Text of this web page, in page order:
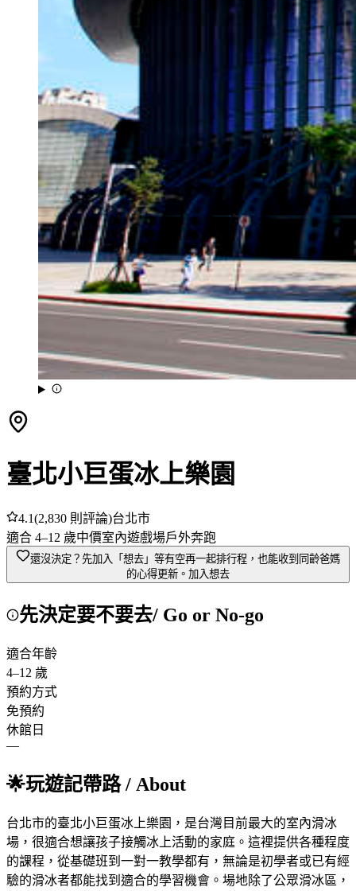
臺北小巨蛋冰上樂園
4.1(2,830 則評論)台北市
適合 4–12 歲中價室內遊戲場戶外奔跑
還沒決定？先加入「想去」 等有空再一起排行程，也能收到同齡爸媽
的心得更新。 加入想去
先決定要不要去/ Go or No-go
適合年齡
4–12 歲
預約方式
免預約
休館日
—
🌟玩遊記帶路/ About
台北市的臺北小巨蛋冰上樂園，是台灣目前最大的室內滑冰
場，很適合想讓孩子接觸冰上活動的家庭。這裡提供各種程度
的課程，從基礎班到一對一教學都有，無論是初學者或已有經
驗的滑冰者都能找到適合的學習機會。場地除了公眾滑冰區，